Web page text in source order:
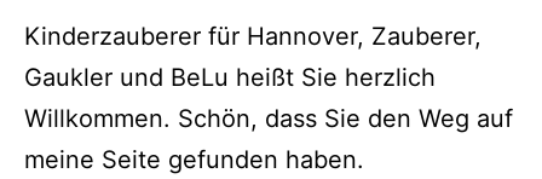
Kinderzauberer für Hannover, Zauberer,
Gaukler und BeLu heißt Sie herzlich
Willkommen. Schön, dass Sie den Weg auf
meine Seite gefunden haben.